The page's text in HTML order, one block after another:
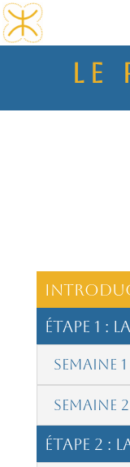
le
étape 1 :
Semaine 1
Semaine 2
étape 2 :